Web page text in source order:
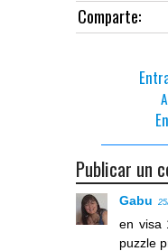
Comparte:
Publicar un
Gabu
en visa
puzzle